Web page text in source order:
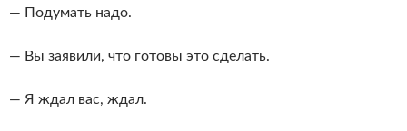
— Подумать надо.
— Вы заявили, что готовы это сделать.
— Я ждал вас, ждал.